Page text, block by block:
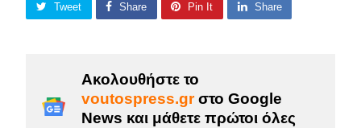
Tweet Share Pin It Share
Ακολουθήστε το
voutospress.grστο Google
News και μάθετε πρώτοι όλες